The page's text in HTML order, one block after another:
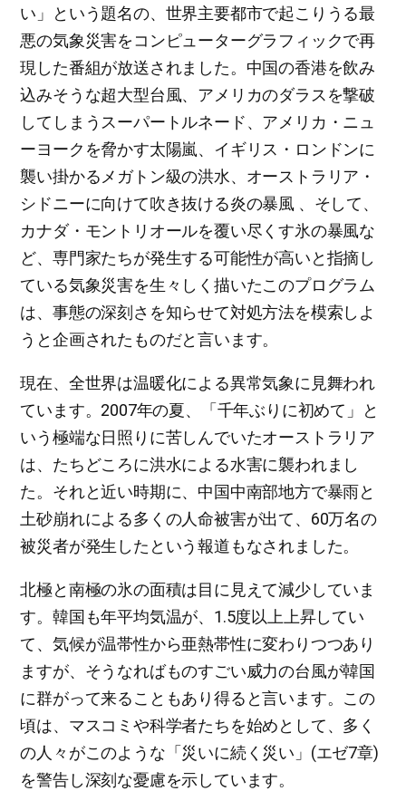
い」という題名の、世界主要都市で起こりうる最
悪の気象災害をコンピューターグラフィックで再
現した番組が放送されました。中国の香港を飲み
込みそうな超大型台風、アメリカのダラスを撃破
してしまうスーパートルネード、アメリカ・ニュ
ーヨークを脅かす太陽嵐、イギリス・ロンドンに
襲い掛かるメガトン級の洪水、オーストラリア・
シドニーに向けて吹き抜ける炎の暴風 、そして、
カナダ・モントリオールを覆い尽くす氷の暴風な
ど、専門家たちが発生する可能性が高いと指摘し
ている気象災害を生々しく描いたこのプログラム
は、事態の深刻さを知らせて対処方法を模索しよ
うと企画されたものだと言います。
現在、全世界は温暖化による異常気象に見舞われ
ています。2007年の夏、「千年ぶりに初めて」と
いう極端な日照りに苦しんでいたオーストラリア
は、たちどころに洪水による水害に襲われまし
た。それと近い時期に、中国中南部地方で暴雨と
土砂崩れによる多くの人命被害が出て、60万名の
被災者が発生したという報道もなされました。
北極と南極の氷の面積は目に見えて減少していま
す。韓国も年平均気温が、1.5度以上上昇してい
て、気候が温帯性から亜熱帯性に変わりつつあり
ますが、そうなればものすごい威力の台風が韓国
に群がって来ることもあり得ると言います。この
頃は、マスコミや科学者たちを始めとして、多く
の人々がこのような「災いに続く災い」(エゼ7章)
を警告し深刻な憂慮を示しています。